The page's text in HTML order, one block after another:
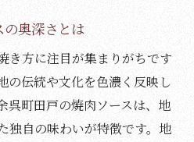
の奥深さとは
き方に注目が集まりがちです
の伝統や文化を色濃く反映し
呉町田戸の焼肉ソースは、地
独自の味わいが特徴です。地